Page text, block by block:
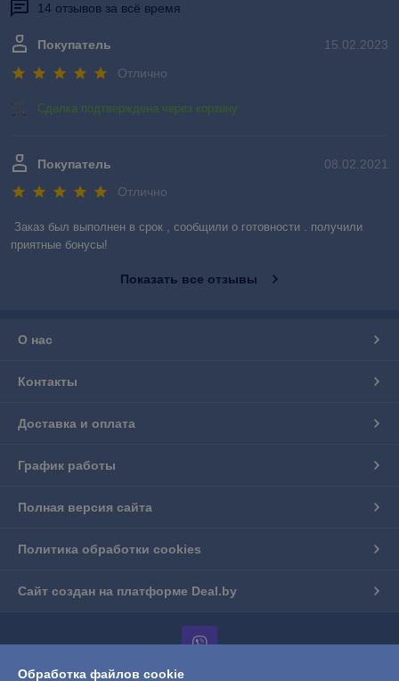
14 отзывов за всё время
15.02.2023
Покупатель
Отлично
Сделка подтверждена через корзину
08.02.2021
Покупатель
Отлично
Заказ был выполнен в срок , сообщили о готовности . получили
приятные бонусы!
Показать все отзывы
О нас
Контакты
Доставка и оплата
График работы
Полная версия сайта
Политика обработки cookies
Сайт создан на платформе Deal.by
Обработка файлов cookie